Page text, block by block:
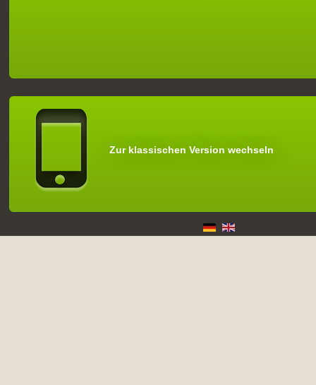
Zur klassischen Version wechseln